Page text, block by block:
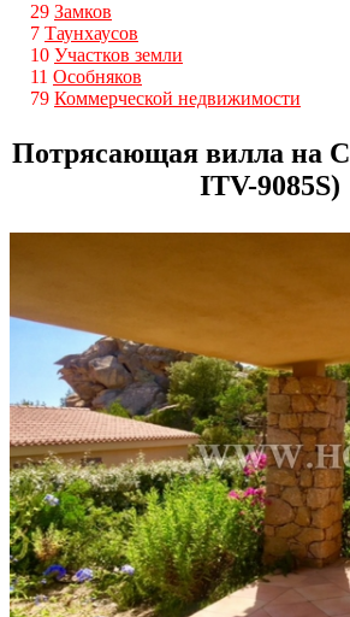
29 Замков
7 Таунхаусов
10 Участков земли
11 Особняков
79 Коммерческой недвижимости
Потрясающая вилла на
ITV-9085S)